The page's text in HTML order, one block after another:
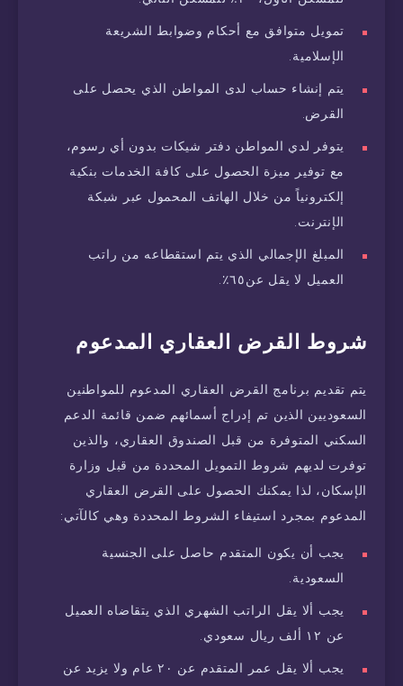
تمويل متوافق مع أحكام وضوابط الشريعة
الإسلامية.
يتم إنشاء حساب لدى المواطن الذي يحصل على
القرض.
يتوفر لدي المواطن دفتر شيكات بدون أي رسوم،
مع توفير ميزة الحصول على كافة الخدمات بنكية
إلكترونياً من خلال الهاتف المحمول عبر شبكة
الإنترنت.
المبلغ الإجمالي الذي يتم استقطاعه من راتب
العميل لا يقل عن٦٥٪.
شروط القرض العقاري المدعوم
يتم تقديم برنامج القرض العقاري المدعوم للمواطنين
السعوديين الذين تم إدراج أسمائهم ضمن قائمة الدعم
السكني المتوفرة من قبل الصندوق العقاري، والذين
توفرت لديهم شروط التمويل المحددة من قبل وزارة
الإسكان، لذا يمكنك الحصول على القرض العقاري
المدعوم بمجرد استيفاء الشروط المحددة وهي كالآتي:
يجب أن يكون المتقدم حاصل على الجنسية
السعودية.
يجب ألا يقل الراتب الشهري الذي يتقاضاه العميل
عن ١٢ ألف ريال سعودي.
يجب ألا يقل عمر المتقدم عن ٢٠ عام ولا يزيد عن